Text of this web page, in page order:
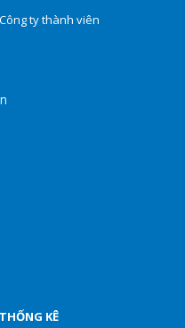
Công ty thành viên
THỐNG KÊ